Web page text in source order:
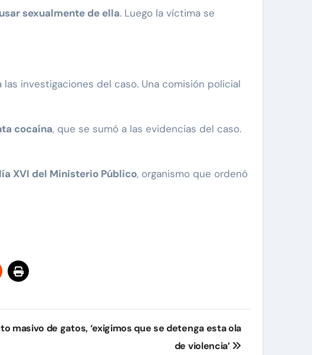
sexualmente de ella. Luego la víctima se
investigaciones del caso. Una comisión policial
cocaína, que se sumó a las evidencias del caso.
XVI del Ministerio Público, organismo que ordenó
masivo de gatos, ‘exigimos que se detenga esta ola
de violencia’